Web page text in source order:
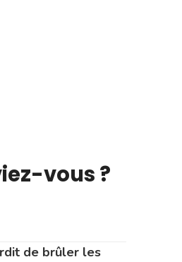
vous ?
de brûler les